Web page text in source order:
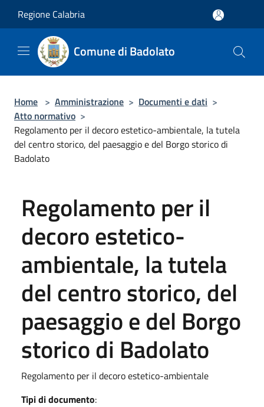
Regione Calabria
Comune di Badolato
Home > Amministrazione > Documenti e dati >
Atto normativo >
Regolamento per il decoro estetico-ambientale, la tutela
del centro storico, del paesaggio e del Borgo storico di
Badolato
Regolamento per il
decoro estetico-
ambientale, la tutela
del centro storico, del
paesaggio e del Borgo
storico di Badolato
Regolamento per il decoro estetico-ambientale
Tipi di documento: